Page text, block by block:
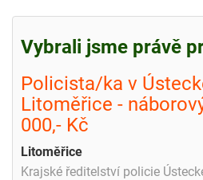
Vybrali jsme právě
Policista/ka v
Litoměřice -
000,- Kč
Litoměřice
Krajské ředitelství policie